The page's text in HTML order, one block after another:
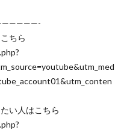
ちら
い人はこちら